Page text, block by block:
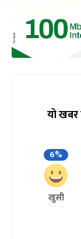
यो खबर
6%
खुसी